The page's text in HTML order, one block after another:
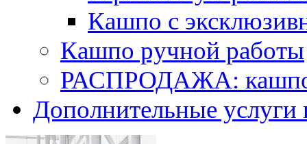
Кашпо с
Кашпо ручной работы
РАСПРОДАЖА: кашпо
Дополнительные услуги